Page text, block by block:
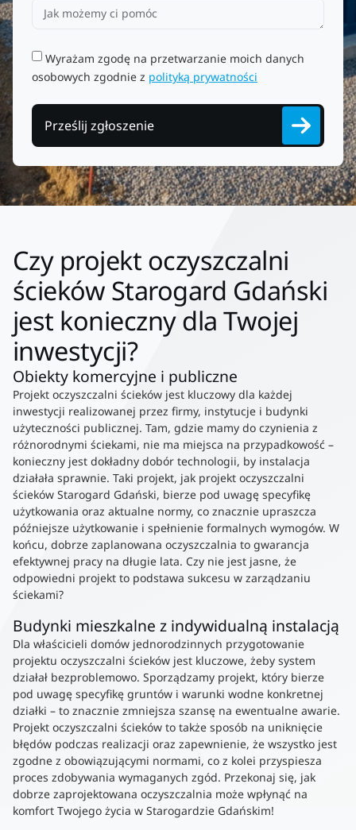
Wyrażam zgodę na przetwarzanie moich danych
osobowych zgodnie z polityką prywatności
Prześlij zgłoszenie
Czy projekt oczyszczalni
ścieków Starogard Gdański
jest konieczny dla Twojej
inwestycji?
Obiekty komercyjne i publiczne
Projekt oczyszczalni ścieków jest kluczowy dla każdej
inwestycji realizowanej przez firmy, instytucje i budynki
użyteczności publicznej. Tam, gdzie mamy do czynienia z
różnorodnymi ściekami, nie ma miejsca na przypadkowość –
konieczny jest dokładny dobór technologii, by instalacja
działała sprawnie. Taki projekt, jak projekt oczyszczalni
ścieków Starogard Gdański, bierze pod uwagę specyfikę
użytkowania oraz aktualne normy, co znacznie upraszcza
późniejsze użytkowanie i spełnienie formalnych wymogów. W
końcu, dobrze zaplanowana oczyszczalnia to gwarancja
efektywnej pracy na długie lata. Czy nie jest jasne, że
odpowiedni projekt to podstawa sukcesu w zarządzaniu
ściekami?
Budynki mieszkalne z indywidualną instalacją
Dla właścicieli domów jednorodzinnych przygotowanie
projektu oczyszczalni ścieków jest kluczowe, żeby system
działał bezproblemowo. Sporządzamy projekt, który bierze
pod uwagę specyfikę gruntów i warunki wodne konkretnej
działki – to znacznie zmniejsza szansę na ewentualne awarie.
Projekt oczyszczalni ścieków to także sposób na uniknięcie
błędów podczas realizacji oraz zapewnienie, że wszystko jest
zgodne z obowiązującymi normami, co z kolei przyspiesza
proces zdobywania wymaganych zgód. Przekonaj się, jak
dobrze zaprojektowana oczyszczalnia może wpłynąć na
komfort Twojego życia w Starogardzie Gdańskim!